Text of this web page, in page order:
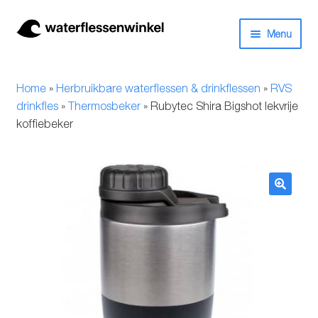
Ga
Ga
Menu
Bidons
Drinkfles met rietje
Aluminium drinkfles
Home» Herbruikbare waterflessen & drinkflessen » RVS
drinkfles» Thermosbeker» Rubytec Shira Bigshot lekvrije
koffiebeker